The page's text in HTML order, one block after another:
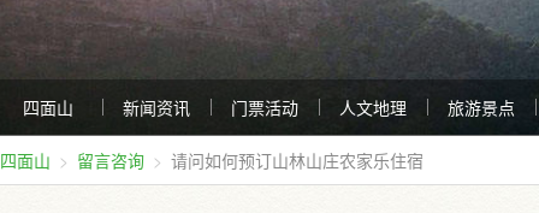
四面山 新闻资讯 门票活动 人文地理 旅游景点
四面山 留言咨询 请问如何预订山林山庄农家乐住宿